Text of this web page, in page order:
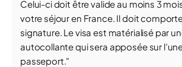
Celui-ci doit être valide au moins 3
votre séjour en France. Il doit
signature. Le visa est matérialisé par
autocollante qui sera apposée sur
passeport."